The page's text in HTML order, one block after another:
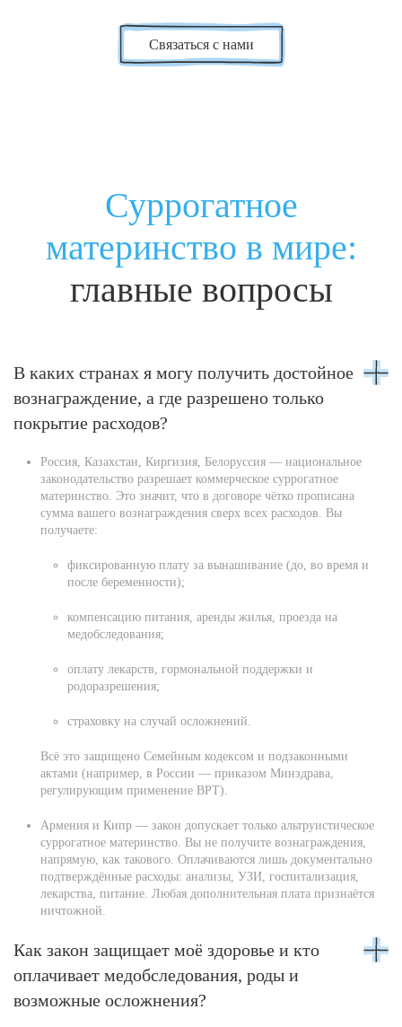
Связаться с нами
Суррогатное
материнство в мире:
главные вопросы
В каких странах я могу получить достойное
вознаграждение, а где разрешено только
покрытие расходов?
Россия, Казахстан, Киргизия, Белоруссия — национальное
законодательство разрешает коммерческое суррогатное
материнство. Это значит, что в договоре чётко прописана
сумма вашего вознаграждения сверх всех расходов. Вы
получаете:
фиксированную плату за вынашивание (до, во время и
после беременности);
компенсацию питания, аренды жилья, проезда на
медобследования;
оплату лекарств, гормональной поддержки и
родоразрешения;
страховку на случай осложнений.
Всё это защищено Семейным кодексом и подзаконными
актами (например, в России — приказом Минздрава,
регулирующим применение ВРТ).
Армения и Кипр — закон допускает только альтруистическое
суррогатное материнство. Вы не получите вознаграждения,
напрямую, как такового. Оплачиваются лишь документально
подтверждённые расходы: анализы, УЗИ, госпитализация,
лекарства, питание. Любая дополнительная плата признаётся
ничтожной.
Как закон защищает моё здоровье и кто
оплачивает медобследования, роды и
возможные осложнения?